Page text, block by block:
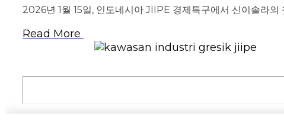
2026년 1월 15일, 인도네시아 JIIPE 경제특구에서 신이솔라
Read More